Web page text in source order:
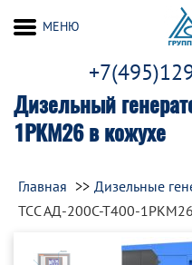
Дизельный
1РКМ26 в кожухе
МЕНЮ
Главная
Дизельные
ТСС АД-200С-Т400-1РКМ26